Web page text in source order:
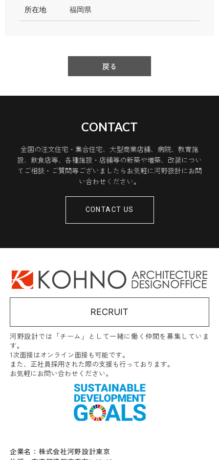
所在地 福岡県
戻る
CONTACT
全国の注文住宅・集合住宅、大型商業店舗、病院、教育施
設、飲食店等、各種施設・店舗等の新築や増築、改装につい
てご相談・ご質問等ございましたらお気軽に河野設計にお問
い合わせください。
CONTACT US
RECRUIT
河野設計では「チーム」として一緒に働く仲間を募集していま
す。
1次面接はオンライン面接も可能です。
また、正社員採用された際の支援も行っております。
お気軽にお問い合わせください。
企業名：株式会社河野設計東京